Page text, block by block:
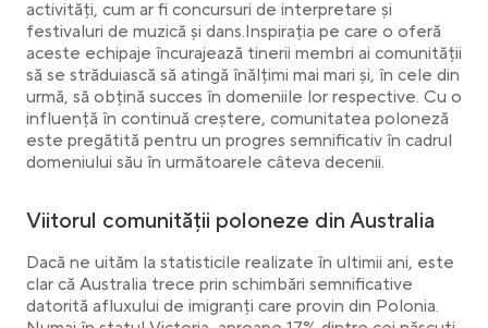
activități, cum ar fi concursuri de interpretare și
festivaluri de muzică și dans.Inspirația pe care o oferă
aceste echipaje încurajează tinerii membri ai comunității
să se străduiască să atingă înălțimi mai mari și, în cele din
urmă, să obțină succes în domeniile lor respective. Cu o
influență în continuă creștere, comunitatea poloneză
este pregătită pentru un progres semnificativ în cadrul
domeniului său în următoarele câteva decenii.
Viitorul comunității poloneze din Australia
Dacă ne uităm la statisticile realizate în ultimii ani, este
clar că Australia trece prin schimbări semnificative
datorită afluxului de imigranți care provin din Polonia.